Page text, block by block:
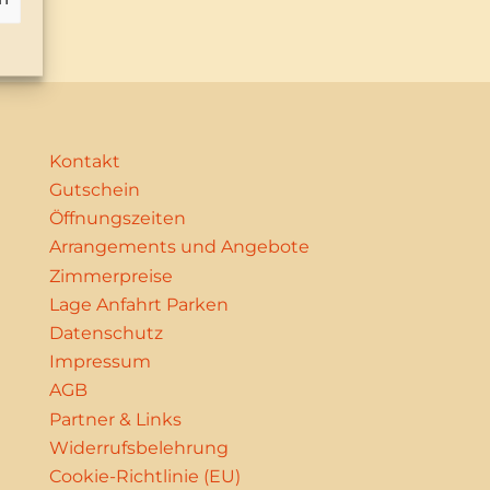
Kontakt
Gutschein
Öffnungszeiten
Arrangements und Angebote
Zimmerpreise
Lage Anfahrt Parken
Datenschutz
Impressum
AGB
Partner & Links
Widerrufsbelehrung
Cookie-Richtlinie (EU)